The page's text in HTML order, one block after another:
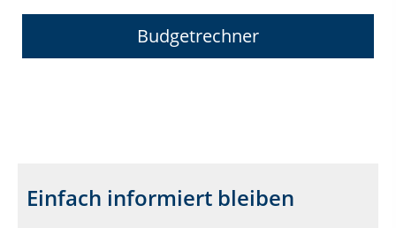
Budgetrechner
Einfach informiert bleiben